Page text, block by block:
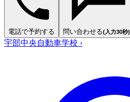
電話で予約する 問い合わせる(入力30秒)
宇部中央自動車学校 ›